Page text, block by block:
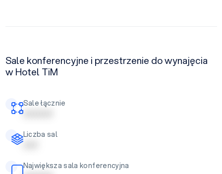
Sale konferencyjne i przestrzenie do wynajęcia
w Hotel TiM
Sale łącznie
| | | | | | | | | |
Liczba sal
| | | | |
Największa sala konferencyjna